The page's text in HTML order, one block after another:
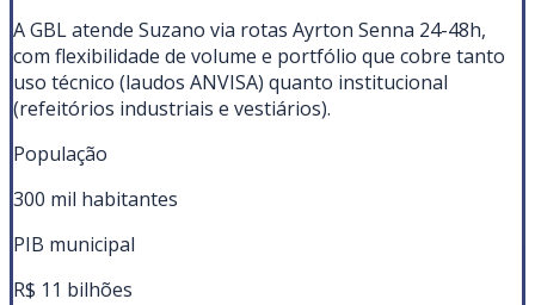
A GBL atende Suzano via rotas Ayrton Senna 24-48h,
com flexibilidade de volume e portfólio que cobre tanto
uso técnico (laudos ANVISA) quanto institucional
(refeitórios industriais e vestiários).
População
300 mil habitantes
PIB municipal
R$ 11 bilhões